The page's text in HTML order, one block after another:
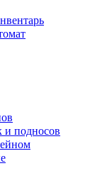
и подносов